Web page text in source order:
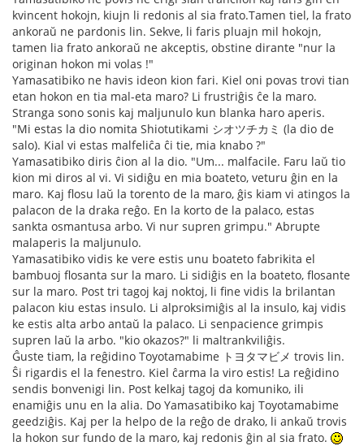
kvincent hokojn, kiujn li redonis al sia frato.Tamen tiel, la frato
ankoraŭ ne pardonis lin. Sekve, li faris pluajn mil hokojn,
tamen lia frato ankoraŭ ne akceptis, obstine dirante "nur la
originan hokon mi volas !"
Yamasatibiko ne havis ideon kion fari. Kiel oni povas trovi tian
etan hokon en tia mal-eta maro? Li frustriĝis ĉe la maro.
Stranga sono sonis kaj maljunulo kun blanka haro aperis.
"Mi estas la dio nomita Shiotutikami シオツチカミ (la dio de
salo). Kial vi estas malfeliĉa ĉi tie, mia knabo ?"
Yamasatibiko diris ĉion al la dio. "Um... malfacile. Faru laŭ tio
kion mi diros al vi. Vi sidiĝu en mia boateto, veturu ĝin en la
maro. Kaj flosu laŭ la torento de la maro, ĝis kiam vi atingos la
palacon de la draka reĝo. En la korto de la palaco, estas
sankta osmantusa arbo. Vi nur supren grimpu." Abrupte
malaperis la maljunulo.
Yamasatibiko vidis ke vere estis unu boateto fabrikita el
bambuoj flosanta sur la maro. Li sidiĝis en la boateto, flosante
sur la maro. Post tri tagoj kaj noktoj, li fine vidis la brilantan
palacon kiu estas insulo. Li alproksimiĝis al la insulo, kaj vidis
ke estis alta arbo antaŭ la palaco. Li senpacience grimpis
supren laŭ la arbo. "kio okazos?" li maltrankviliĝis.
Ĝuste tiam, la reĝidino Toyotamabime トヨタマビメ trovis lin.
Ŝi rigardis el la fenestro. Kiel ĉarma la viro estis! La reĝidino
sendis bonvenigi lin. Post kelkaj tagoj da komuniko, ili
enamiĝis unu en la alia. Do Yamasatibiko kaj Toyotamabime
geedziĝis. Kaj per la helpo de la reĝo de drako, li ankaŭ trovis
la hokon sur fundo de la maro, kaj redonis ĝin al sia frato.